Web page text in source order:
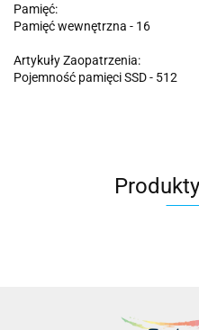
Pamięć:
Pamięć wewnętrzna - 16
Artykuły Zaopatrzenia:
Pojemność pamięci SSD - 512